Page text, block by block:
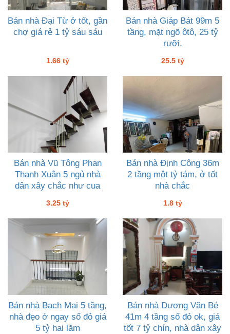
Bán nhà Đại Từ ở tốt, gần
chợ giá rẻ 1 tỷ sáu sáu
1.66 tỷ
Bán nhà Giáp Bát 99m 5
tầng, mặt ngõ ôtô, 25 tỷ
rưỡi.
25.5 tỷ
Bán nhà Vũ Tông Phan
Thanh Xuân 5 ngủ nhà
dân xây chắc như cua
thoáng ko-QH
3.25 tỷ
Bán nhà Định Công 36m
2 tầng một tỷ tám, ở tốt
nhà chắc
1.8 tỷ
Bán nhà Bạch Mai 5 tầng,
nhà đẹo ở ngay sổ đỏ giá
5 tỷ hai lăm
Bán nhà Dương Văn Bé
41m 4 tầng sổ đỏ ok, giá
tốt 7 tỷ chín, nhà dân xây